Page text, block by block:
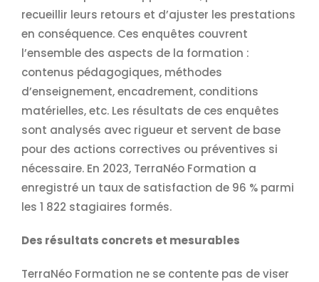
recueillir leurs retours et d’ajuster les prestations
en conséquence. Ces enquêtes couvrent
l’ensemble des aspects de la formation :
contenus pédagogiques, méthodes
d’enseignement, encadrement, conditions
matérielles, etc. Les résultats de ces enquêtes
sont analysés avec rigueur et servent de base
pour des actions correctives ou préventives si
nécessaire. En 2023, TerraNéo Formation a
enregistré un taux de satisfaction de 96 % parmi
les 1 822 stagiaires formés.
Des résultats concrets et mesurables
TerraNéo Formation ne se contente pas de viser